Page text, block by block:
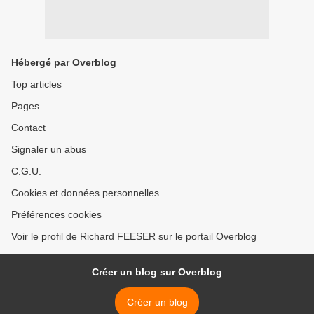
Hébergé par Overblog
Top articles
Pages
Contact
Signaler un abus
C.G.U.
Cookies et données personnelles
Préférences cookies
Voir le profil de Richard FEESER sur le portail Overblog
Créer un blog sur Overblog
Créer un blog